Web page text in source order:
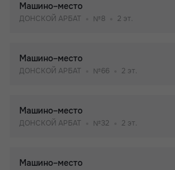
Машино–место
ДОНСКОЙ АРБАТ №8 2 эт.
Машино–место
ДОНСКОЙ АРБАТ №66 2 эт.
Машино–место
ДОНСКОЙ АРБАТ №32 2 эт.
Машино–место